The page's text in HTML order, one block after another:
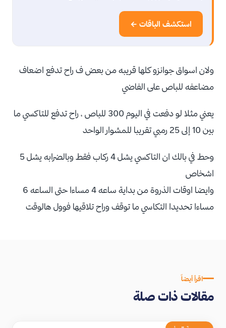
استكشف الباقات ←
ولان اسواق جوانزو كلها قريبه من بعض ف راح تدفع اضعاف
مضاعفه للباص على الفاضي
يعني مثلا لو دفعت في اليوم 300 للباص ، راح تدفع للتاكسي ما
بين 10 إلى 25 رمبي تقريبا للمشوار الواحد
وحط في بالك ان التاكسي يشل 4 ركاب فقط وبالضرابه يشل 5
اشخاص
وايضا اوقات الذروة من بداية ساعه 4 مساءا حتى الساعه 6
مساءا تحديدا التكاسي ما توقف وراح تلاقيها فوول هالوقت
اقرأ أيضاً
مقالات ذات صلة